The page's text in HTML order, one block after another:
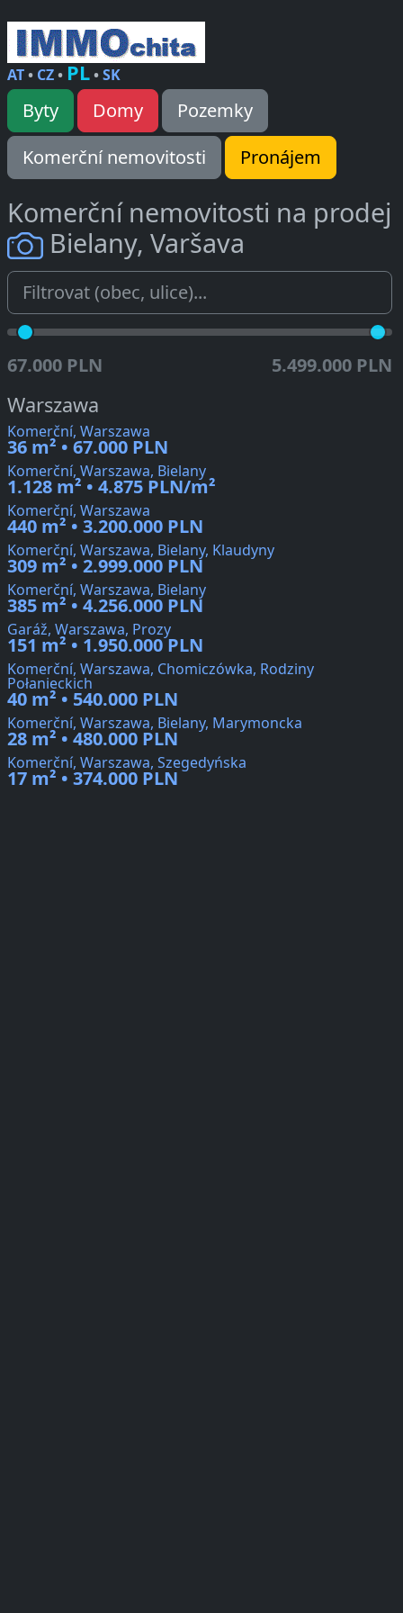
AT• CZ• PL•SK
Byty Domy
Pozemky
Komerční nemovitosti
Pronájem
Komerční nemovitosti na prodej
Bielany, Varšava
67.000 PLN 5.499.000 PLN
Warszawa
Komerční, Warszawa
36 m² • 67.000 PLN
Komerční, Warszawa, Bielany
1.128 m² • 4.875 PLN/m²
Komerční, Warszawa
440 m² • 3.200.000 PLN
Komerční, Warszawa, Bielany, Klaudyny
309 m² • 2.999.000 PLN
Komerční, Warszawa, Bielany
385 m² • 4.256.000 PLN
Garáž, Warszawa, Prozy
151 m² • 1.950.000 PLN
Komerční, Warszawa, Chomiczówka, Rodziny
Połanieckich
40 m² • 540.000 PLN
Komerční, Warszawa, Bielany, Marymoncka
28 m² • 480.000 PLN
Komerční, Warszawa, Szegedyńska
17 m² • 374.000 PLN